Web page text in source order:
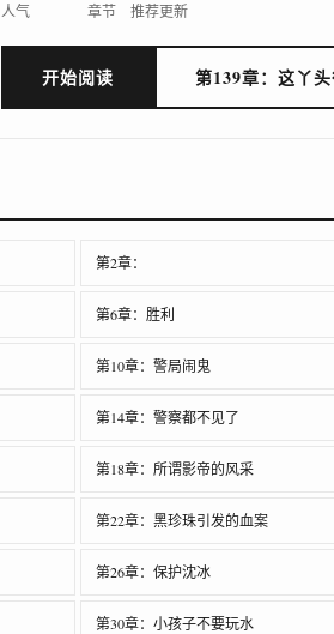
人气 章节 推荐更新
开始阅读 第139章：这丫
第2章：
第6章：胜利
第10章：警局闹鬼
第14章：警察都不见了
第18章：所谓影帝的风采
第22章：黑珍珠引发的血案
第26章：保护沈冰
第30章：小孩子不要玩水